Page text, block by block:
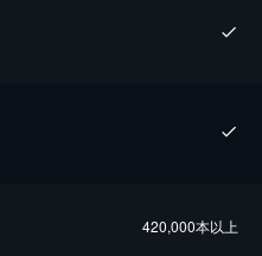
420,000本以上